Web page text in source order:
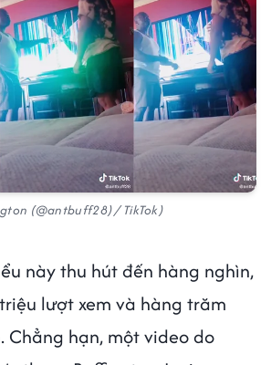
(@antbuff28) / TikTok)
này thu hút đến hàng nghìn,
lượt xem và hàng trăm
Chẳng hạn, một video do